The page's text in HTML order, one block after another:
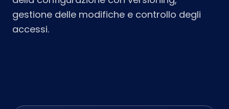
gestione delle modifiche e controllo degli
accessi.